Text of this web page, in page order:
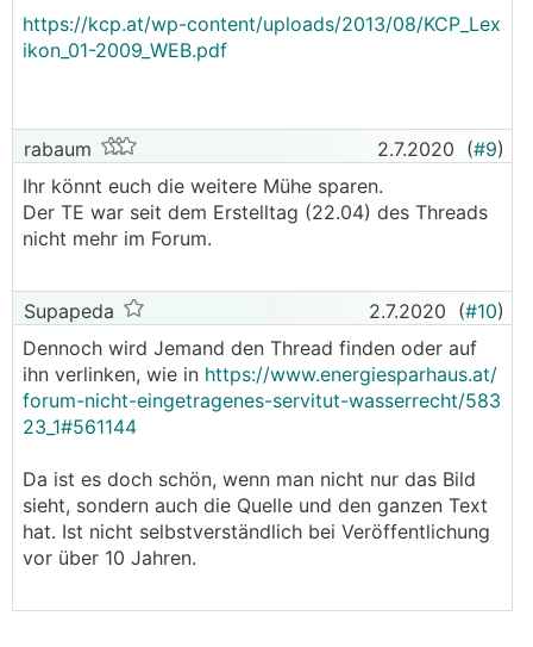
https://kcp.at/wp-content/uploads/2013/08/KCP_Lex
ikon_01-2009_WEB.pdf
rabaum 2.7.2020 (#9)
Ihr könnt euch die weitere Mühe sparen.
Der TE war seit dem Erstelltag (22.04) des Threads
nicht mehr im Forum.
Supapeda 2.7.2020 (#10)
Dennoch wird Jemand den Thread finden oder auf
ihn verlinken, wie in https://www.energiesparhaus.at/
forum-nicht-eingetragenes-servitut-wasserrecht/583
23_1#561144
Da ist es doch schön, wenn man nicht nur das Bild
sieht, sondern auch die Quelle und den ganzen Text
hat. Ist nicht selbstverständlich bei Veröffentlichung
vor über 10 Jahren.